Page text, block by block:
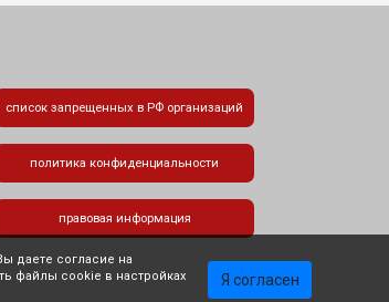
список запрещенных в РФ организаций
политика конфиденциальности
правовая информация
даете согласие на
файлы cookie в настройках
Я согласен